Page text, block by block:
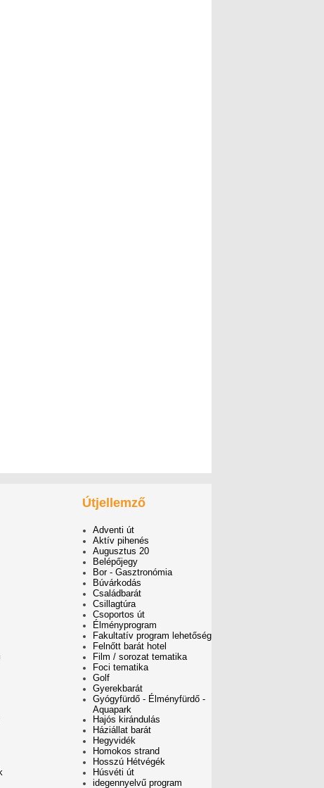
Útjellemző
Adventi út
Aktív pihenés
Augusztus 20
Belépőjegy
Bor - Gasztronómia
Búvárkodás
Családbarát
Csillagtúra
Csoportos út
Élményprogram
Fakultatív program lehetőség
Felnőtt barát hotel
Film / sorozat tematika
Foci tematika
Golf
Gyerekbarát
Gyógyfürdő - Élményfürdő -
Aquapark
Hajós kirándulás
Háziállat barát
Hegyvidék
Homokos strand
Hosszú Hétvégék
Húsvéti út
idegennyelvű program